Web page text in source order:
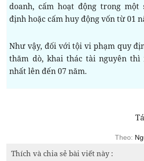
doanh, cấm hoạt động trong
định hoặc cấm huy động vốn từ 01
Như vậy, đối với tội vi phạm quy
thăm dò, khai thác tài nguyên thì
nhất lên đến 07 năm.
Theo:
Thích và chia sẻ bài viết này :